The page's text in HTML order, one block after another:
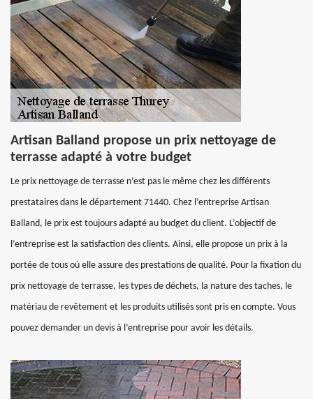
Artisan Balland propose un prix nettoyage de
terrasse adapté à votre budget
Le prix nettoyage de terrasse n’est pas le même chez les différents
prestataires dans le département 71440. Chez l’entreprise Artisan
Balland, le prix est toujours adapté au budget du client. L’objectif de
l’entreprise est la satisfaction des clients. Ainsi, elle propose un prix à la
portée de tous où elle assure des prestations de qualité. Pour la fixation du
prix nettoyage de terrasse, les types de déchets, la nature des taches, le
matériau de revêtement et les produits utilisés sont pris en compte. Vous
pouvez demander un devis à l’entreprise pour avoir les détails.